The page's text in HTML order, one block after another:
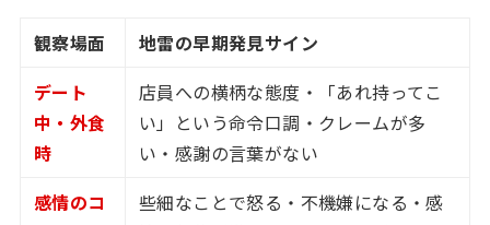
観察場面
地雷の早期発見サイン
デート
中・外食
時
店員への横柄な態度・「あれ持ってこ
い」という命令口調・クレームが多
い・感謝の言葉がない
感情のコ
些細なことで怒る・不機嫌になる・感